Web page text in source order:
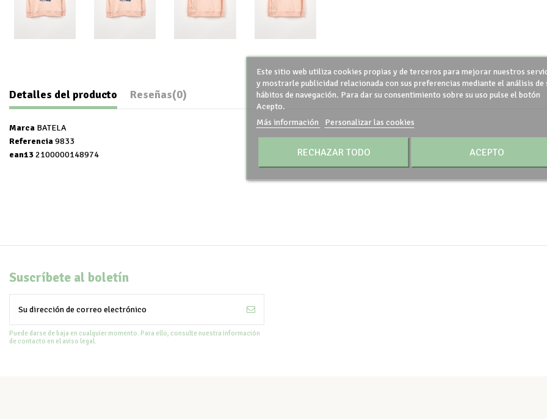
Detalles del producto Reseñas(0)
Marca BATELA
Referencia9833
ean132100000148974
Suscríbete al boletín
Puede darse de baja en cualquier momento. Para ello, consulte nuestra información
de contacto en el aviso legal.
Este sitio web utiliza cookies propias y de terceros para mejorar nuestros
y mostrarle publicidad relacionada con sus preferencias mediante el análisis de
hábitos de navegación. Para dar su consentimiento sobre su uso pulse el botón
Acepto.
Más información
Personalizar las cookies
RECHAZAR TODO ACEPTO